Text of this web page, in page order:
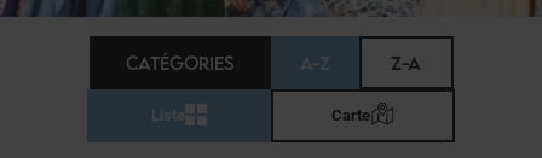
CATÉGORIES A-Z Z-A
Liste Carte